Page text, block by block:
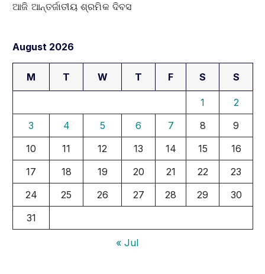
ଆଜି ଆନ୍ତର୍ଜାତୀୟ ଶ୍ରମିକ ଦିବସ
August 2026
M T W T F S S
1
2
3
4 5 6 7 8
9
10
11 12 13 14 15
16
17
18 19 20 21 22
23
24
25 26 27 28 29
30
31
« Jul